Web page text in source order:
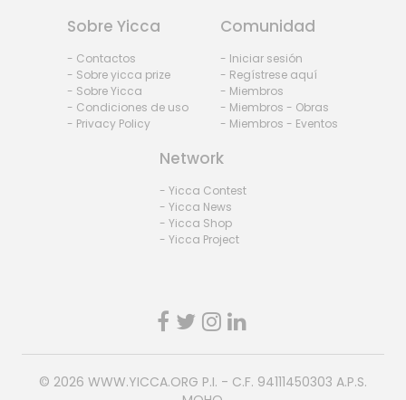
Sobre Yicca
- Contactos
- Sobre yicca prize
- Sobre Yicca
- Condiciones de uso
- Privacy Policy
Comunidad
- Iniciar sesión
- Regístrese aquí
- Miembros
- Miembros - Obras
- Miembros - Eventos
Network
- Yicca Contest
- Yicca News
- Yicca Shop
- Yicca Project
© 2026 WWW.YICCA.ORG P.I. - C.F. 94111450303 A.P.S.